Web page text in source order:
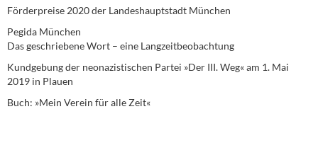
Förderpreise 2020 der Landeshauptstadt München
Pegida München
Das geschriebene Wort – eine Langzeitbeobachtung
Kundgebung der neonazistischen Partei »Der III. Weg« am 1. Mai
2019 in Plauen
Buch: »Mein Verein für alle Zeit«